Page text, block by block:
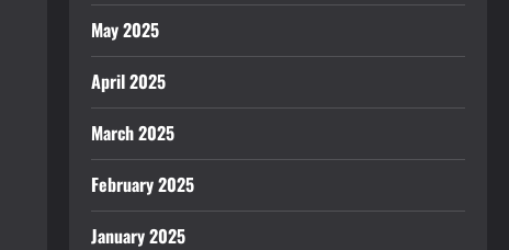
May 2025
April 2025
March 2025
February 2025
January 2025